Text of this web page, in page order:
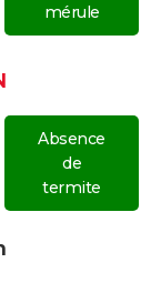
mérule
Absence
de
termite